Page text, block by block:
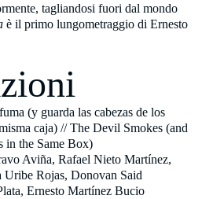
tagliandosi fuori dal mondo
è il primo lungometraggio di Ernesto
(y guarda las cabezas de los
caja) // The Devil Smokes (and
in the Same Box)
Aviña, Rafael Nieto Martínez,
Rojas, Donovan Said
Ernesto Martínez Bucio